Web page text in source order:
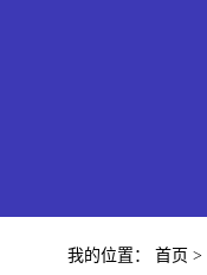
我的位置： 首页 >